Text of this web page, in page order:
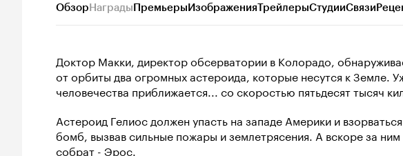
ОбзорНаградыПремьерыИзображенияТрейлерыСтудииСвязи
Доктор Макки, директор обсерватории в Колорадо,
от орбиты два огромных астероида, которые несутся к Земле.
человечества приближается... со скоростью пятьдесят тысяч
Астероид Гелиос должен упасть на западе Америки и
бомб, вызвав сильные пожары и землетрясения. А вскоре за
собрат - Эрос.